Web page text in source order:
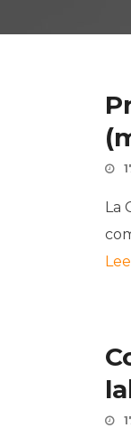
La